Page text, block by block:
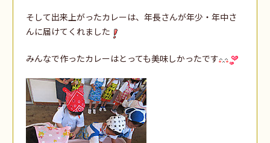
そして出来上がったカレーは、年長さんが年少・年中さ
んに届けてくれました
みんなで作ったカレーはとっても美味しかったです